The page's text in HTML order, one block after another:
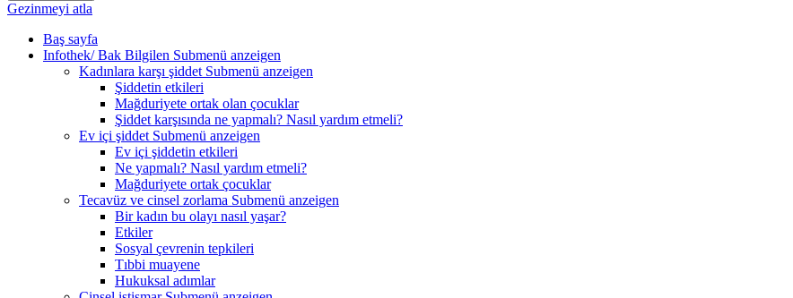
Gezinmeyi atla
Baş sayfa
Infothek/ Bak Bilgilen Submenü anzeigen
Kadınlara karşı şiddet Submenü anzeigen
Şiddetin etkileri
Mağduriyete ortak olan çocuklar
Şiddet karşısında ne yapmalı? Nasıl yardım etmeli?
Ev içi şiddet Submenü anzeigen
Ev içi şiddetin etkileri
Ne yapmalı? Nasıl yardım etmeli?
Mağduriyete ortak çocuklar
Tecavüz ve cinsel zorlama Submenü anzeigen
Bir kadın bu olayı nasıl yaşar?
Etkiler
Sosyal çevrenin tepkileri
Tıbbi muayene
Hukuksal adımlar